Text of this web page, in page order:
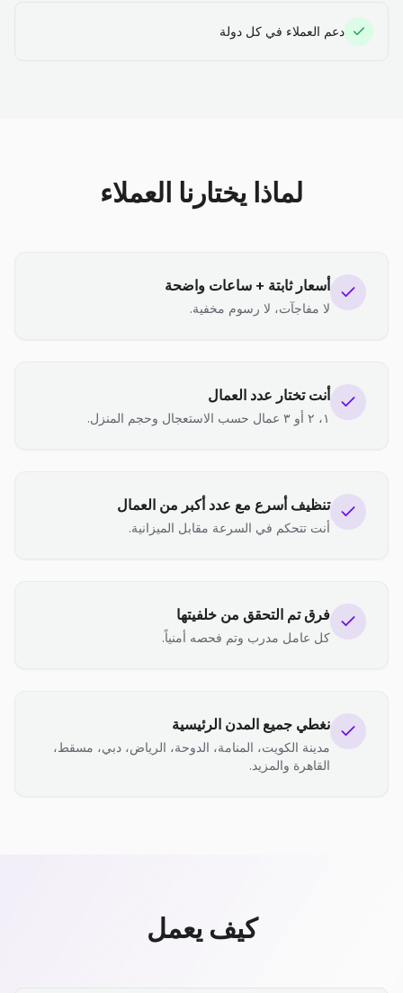
دعم العملاء في كل دولة
لماذا يختارنا العملاء
أسعار ثابتة + ساعات واضحة
لا مفاجآت، لا رسوم مخفية.
أنت تختار عدد العمال
١، ٢ أو ٣ عمال حسب الاستعجال وحجم المنزل.
تنظيف أسرع مع عدد أكبر من العمال
أنت تتحكم في السرعة مقابل الميزانية.
فرق تم التحقق من خلفيتها
كل عامل مدرب وتم فحصه أمنياً.
نغطي جميع المدن الرئيسية
مدينة الكويت، المنامة، الدوحة، الرياض، دبي، مسقط،
القاهرة والمزيد.
كيف يعمل